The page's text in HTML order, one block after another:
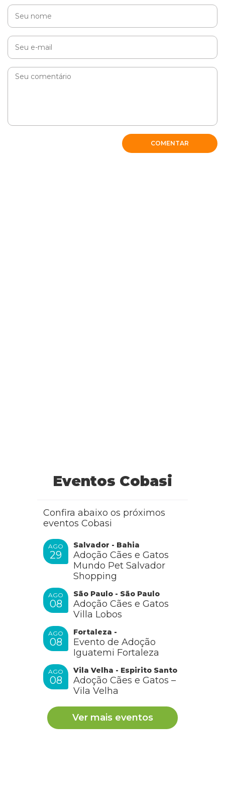
dificl
Cobasi
outros produtos. Ah, sem contar nos preços
COMENTAR
Eventos Cobasi
Confira abaixo os próximos
eventos Cobasi
AGO
29
Salvador - Bahia
Adoção Cães e Gatos
Mundo Pet Salvador
Shopping
AGO
08
São Paulo - São Paulo
Adoção Cães e Gatos
Villa Lobos
AGO
08
Fortaleza -
Evento de Adoção
Iguatemi Fortaleza
AGO
08
Vila Velha - Espirito Santo
Adoção Cães e Gatos –
Vila Velha
Ver mais eventos